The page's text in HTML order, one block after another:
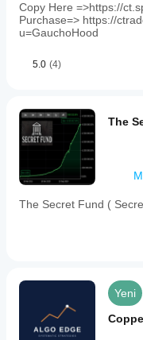
Copy Here =>https://
Purchase=> https://
u=GauchoHood
5.0 (4)
The
The Secret Fund (
Yeni